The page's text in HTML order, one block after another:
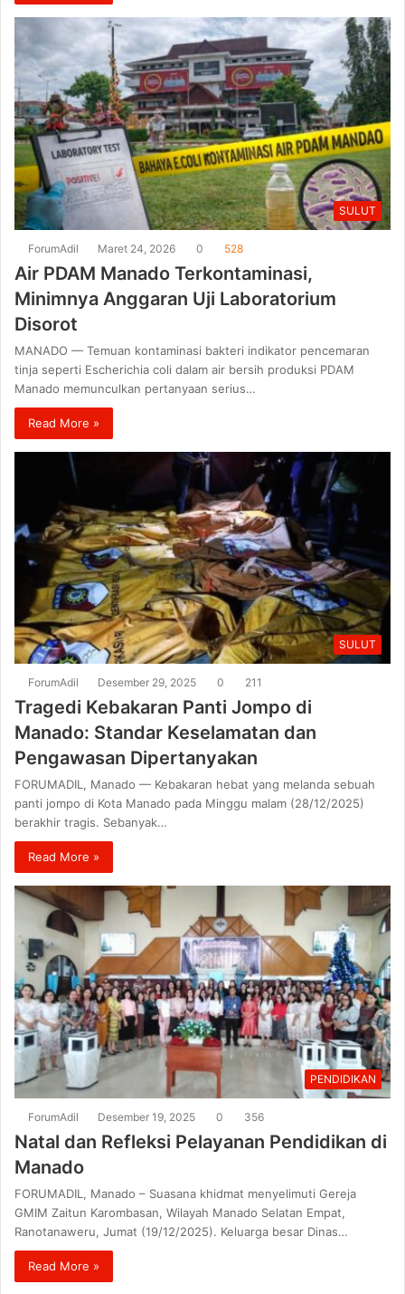
SULUT
ForumAdil Maret 24, 2026 0 528
Air PDAM Manado Terkontaminasi,
Minimnya Anggaran Uji Laboratorium
Disorot
MANADO — Temuan kontaminasi bakteri indikator pencemaran
tinja seperti Escherichia coli dalam air bersih produksi PDAM
Manado memunculkan pertanyaan serius…
Read More »
SULUT
ForumAdil Desember 29, 2025 0 211
Tragedi Kebakaran Panti Jompo di
Manado: Standar Keselamatan dan
Pengawasan Dipertanyakan
FORUMADIL, Manado — Kebakaran hebat yang melanda sebuah
panti jompo di Kota Manado pada Minggu malam (28/12/2025)
berakhir tragis. Sebanyak…
Read More »
PENDIDIKAN
ForumAdil Desember 19, 2025 0 356
Natal dan Refleksi Pelayanan Pendidikan di
Manado
FORUMADIL, Manado – Suasana khidmat menyelimuti Gereja
GMIM Zaitun Karombasan, Wilayah Manado Selatan Empat,
Ranotanaweru, Jumat (19/12/2025). Keluarga besar Dinas…
Read More »